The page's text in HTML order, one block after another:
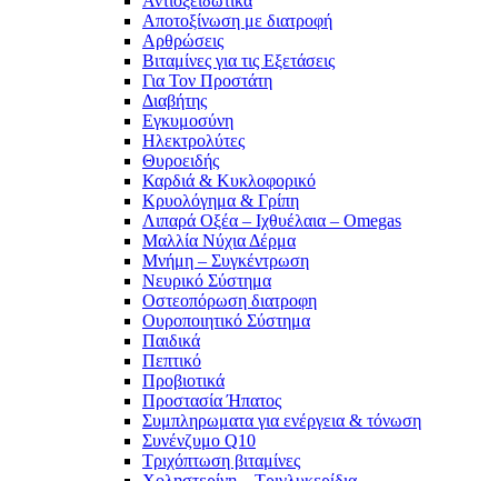
Αποτοξίνωση με διατροφή
Αρθρώσεις
Βιταμίνες για τις Εξετάσεις
Για Τον Προστάτη
Διαβήτης
Εγκυμοσύνη
Ηλεκτρολύτες
Θυροειδής
Καρδιά & Κυκλοφορικό
Κρυολόγημα & Γρίπη
Λιπαρά Οξέα – Ιχθυέλαια – Omegas
Μαλλία Νύχια Δέρμα
Μνήμη – Συγκέντρωση
Νευρικό Σύστημα
Οστεοπόρωση διατροφη
Ουροποιητικό Σύστημα
Παιδικά
Πεπτικό
Προβιοτικά
Προστασία Ήπατος
Συμπληρωματα για ενέργεια & τόνωση
Συνένζυμο Q10
Τριχόπτωση βιταμίνες